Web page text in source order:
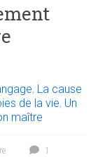
, La cause
de la vie, Un
maître
1